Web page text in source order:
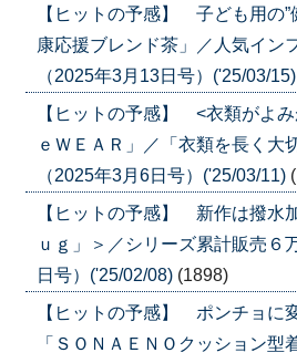
【ヒットの予感】 子ども用の”
康応援ブレンド茶」／人気イン
（2025年3月13日号）('25/03/15)
【ヒットの予感】 <衣類がよ
ｅＷＥＡＲ」／「衣類を長く大
（2025年3月6日号）('25/03/11)
【ヒットの予感】 新作は撥水
ｕｇ」＞／シリーズ累計販売６
日号）('25/02/08) (1898)
【ヒットの予感】 ポンチョ
「ＳＯＮＡＥＮＯクッション